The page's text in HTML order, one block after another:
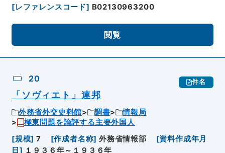
[レファレンスコード] B02130963200
閲覧
20 件名
「ソヴィエト」連邦
外務省外交史料館 調書
情報局
極東問題を論評する主要外国人
[規模] 7 [作成者名称] 外務省情報部 [資料作成年月
日 ] １９３６年～１９３６年